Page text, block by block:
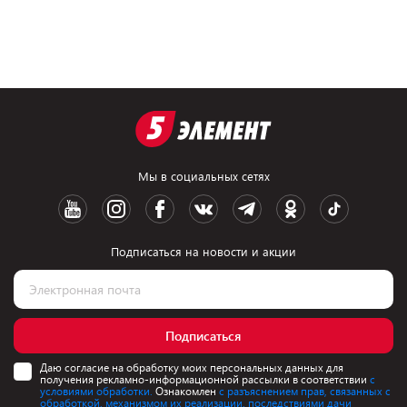
Мы в социальных сетях
Подписаться на новости и акции
Подписаться
Даю согласие на обработку моих персональных данных для
получения рекламно-информационной рассылки в соответствии с
условиями обработки. Ознакомлен с разъяснением прав, связанных с
обработкой, механизмом их реализации, последствиями дачи